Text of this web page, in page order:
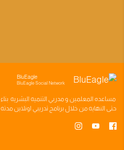
BluEagle
BluEagle Social Network
مساعده المعلمين ومدربي التنميه البشريه بناء
حتى النهايه من خلال برنامج تدريبي اونلاين مدته